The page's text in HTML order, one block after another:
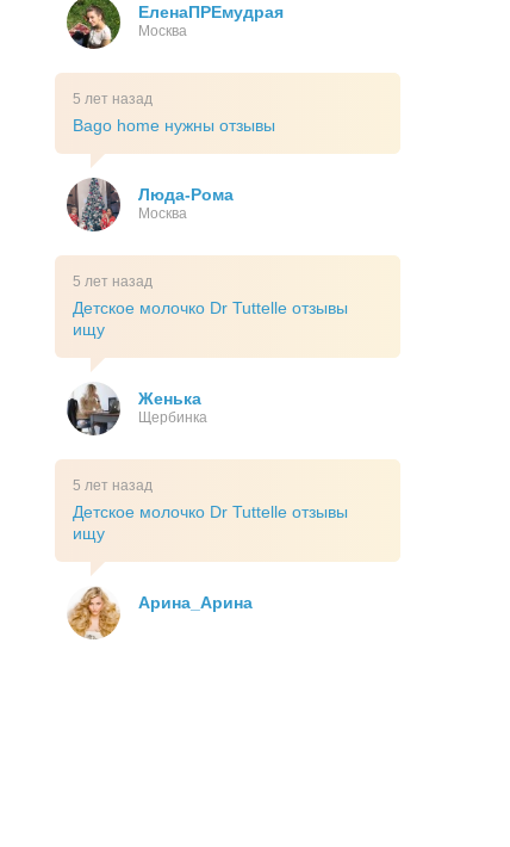
ЕленаПРЕмудрая
Москва
5 лет назад
Bago home нужны отзывы
Люда-Рома
Москва
5 лет назад
Детское молочко Dr Tuttelle отзывы
ищу
Женька
Щербинка
5 лет назад
Детское молочко Dr Tuttelle отзывы
ищу
Арина_Арина